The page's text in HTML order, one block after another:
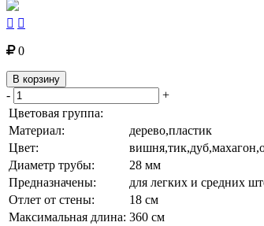
 
0
В корзину
-
+
Цветовая группа:
Материал:
дерево,пластик
Цвет:
Диаметр трубы:
28 мм
Предназначены:
для легких и средних
Отлет от стены:
18 см
Максимальная длина: 360 см